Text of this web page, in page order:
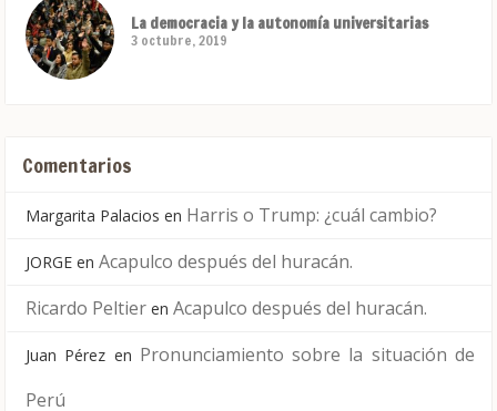
La democracia y la autonomía universitarias
3 octubre, 2019
Comentarios
Margarita Palacios en Harris o Trump: ¿cuál cambio?
JORGE en Acapulco después del huracán.
Ricardo Peltier en Acapulco después del huracán.
Juan Pérez en Pronunciamiento sobre la situación de
Perú